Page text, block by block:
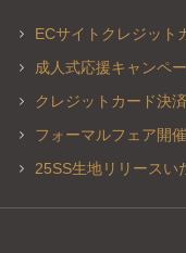
ECサイトクレジット
成人式応援キャンペ
クレジットカード決
フォーマルフェア開催
25SS生地リリースい